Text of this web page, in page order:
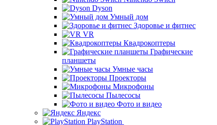
Dyson
Умный дом
Здоровье и фитнес
VR
Квадрокоптеры
Графические
планшеты
Умные часы
Проекторы
Микрофоны
Пылесосы
Фото и видео
Яндекс
PlayStation